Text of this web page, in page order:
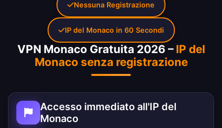
VPN Monaco Gratuita 2026 –IP del
Monaco senza registrazione
Accesso immediato all'IP del
Monaco
Nessuna Registrazione
IP del Monaco in 60 Secondi